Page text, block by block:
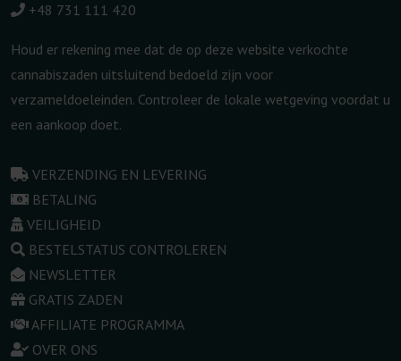
+48 731 111 420
Houd er rekening mee dat de op deze website verkochte
cannabiszaden uitsluitend bedoeld zijn voor
verzameldoeleinden. Controleer de lokale wetgeving voordat u
een aankoop doet.
VERZENDING EN LEVERING
BETALING
VEILIGHEID
BESTELSTATUS CONTROLEREN
NEWSLETTER
GRATIS ZADEN
AFFILIATE PROGRAMMA
OVER ONS